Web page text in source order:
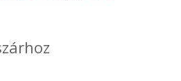
LEMEZ Hírek